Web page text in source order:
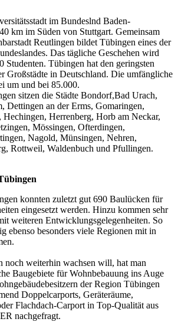
im Bundeslnd Baden-
km im Süden von Stuttgart. Gemeinsam
Reutlingen bildet Tübingen eines der
Das tägliche Geschehen wird
Studenten. Tübingen hat den geringsten
Großstädte in Deutschland. Die umfängliche
um und bei 85.000.
sitzen die Städte Bondorf,Bad Urach,
Dettingen an der Erms, Gomaringen,
Herrenberg, Horb am Neckar,
Mössingen, Ofterdingen,
Nagold, Münsingen, Nehren,
Rottweil, Waldenbuch und Pfullingen.
konnten zuletzt gut 690 Baulücken für
eingesetzt werden. Hinzu kommen sehr
weiteren Entwicklungsgelegenheiten. So
ebenso besonders viele Regionen mit in
noch weiterhin wachsen will, hat man
Baugebiete für Wohnbebauung ins Auge
der Region Tübingen
Doppelcarports, Geräteräume,
Flachdach-Carport in Top-Qualität aus
nachgefragt.